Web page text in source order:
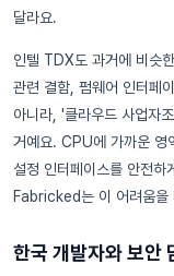
달라요.
인텔 TDX도 과거에 비슷
관련 결함, 펌웨어 인터페
아니라, '클라우드 사업자
거예요. CPU에 가까운 영
설정 인터페이스를 안전하
Fabricked는 이 어려움을
한국 개발자와 보안